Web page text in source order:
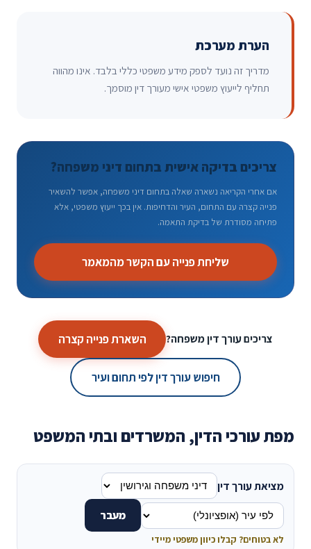
הערת מערכת
מדריך זה נועד לספק מידע משפטי כללי בלבד. אינו מהווה
תחליף לייעוץ משפטי אישי מעורך דין מוסמך.
צריכים בדיקה אישית בתחום דיני משפחה?
אם אחרי הקריאה נשארה שאלה בתחום דיני משפחה, אפשר להשאיר
פנייה קצרה עם התחום, העיר והדחיפות. אין בכך ייעוץ משפטי, אלא
פתיחה מסודרת של בדיקת התאמה.
שליחת פנייה עם הקשר מהמאמר
צריכים עורך דין משפחה? השארת פנייה קצרה
חיפוש עורך דין לפי תחום ועיר
מפת עורכי הדין, המשרדים ובתי המשפט
מציאת עורך דין
מעבר
לא בטוחים? קבלו כיוון משפטי מיידי